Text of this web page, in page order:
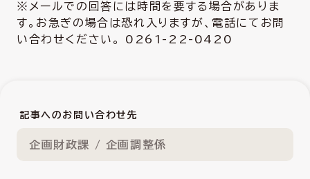
※メールでの回答には時間を要する場合がありま
す。お急ぎの場合は恐れ入りますが、電話にてお問
い合わせください。 0261-22-0420
記事へのお問い合わせ先
企画財政課 / 企画調整係